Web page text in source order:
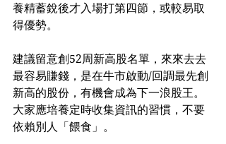
養精蓄銳後才入場打第四節，或較易取
得優勢。
建議留意創52周新高股名單，來來去去
最容易賺錢，是在牛市啟動/回調最先創
新高的股份，有機會成為下一浪股王。
大家應培養定時收集資訊的習慣，不要
依賴別人「餵食」。